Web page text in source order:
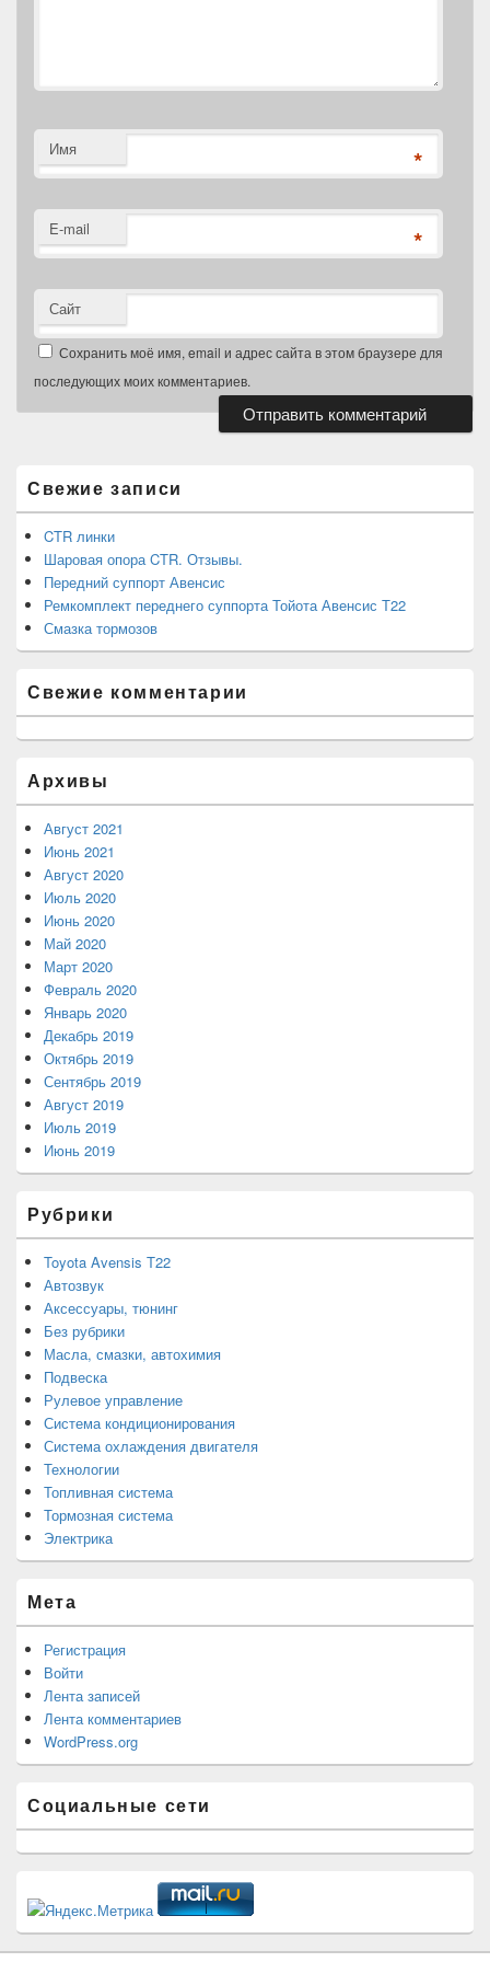
Имя *
E-mail *
Сайт
Сохранить моё имя, email и адрес сайта в этом браузере для
последующих моих комментариев.
боковой
панели
Свежие записи
CTR линки
Шаровая опора CTR. Отзывы.
Передний суппорт Авенсис
Ремкомплект переднего суппорта Тойота Авенсис Т22
Смазка тормозов
Свежие комментарии
Архивы
Август 2021
Июнь 2021
Август 2020
Июль 2020
Июнь 2020
Май 2020
Март 2020
Февраль 2020
Январь 2020
Декабрь 2019
Октябрь 2019
Сентябрь 2019
Август 2019
Июль 2019
Июнь 2019
Рубрики
Toyota Avensis T22
Автозвук
Аксессуары, тюнинг
Без рубрики
Масла, смазки, автохимия
Подвеска
Рулевое управление
Система кондиционирования
Система охлаждения двигателя
Технологии
Топливная система
Тормозная система
Электрика
Мета
Регистрация
Войти
Лента записей
Лента комментариев
WordPress.org
Социальные сети